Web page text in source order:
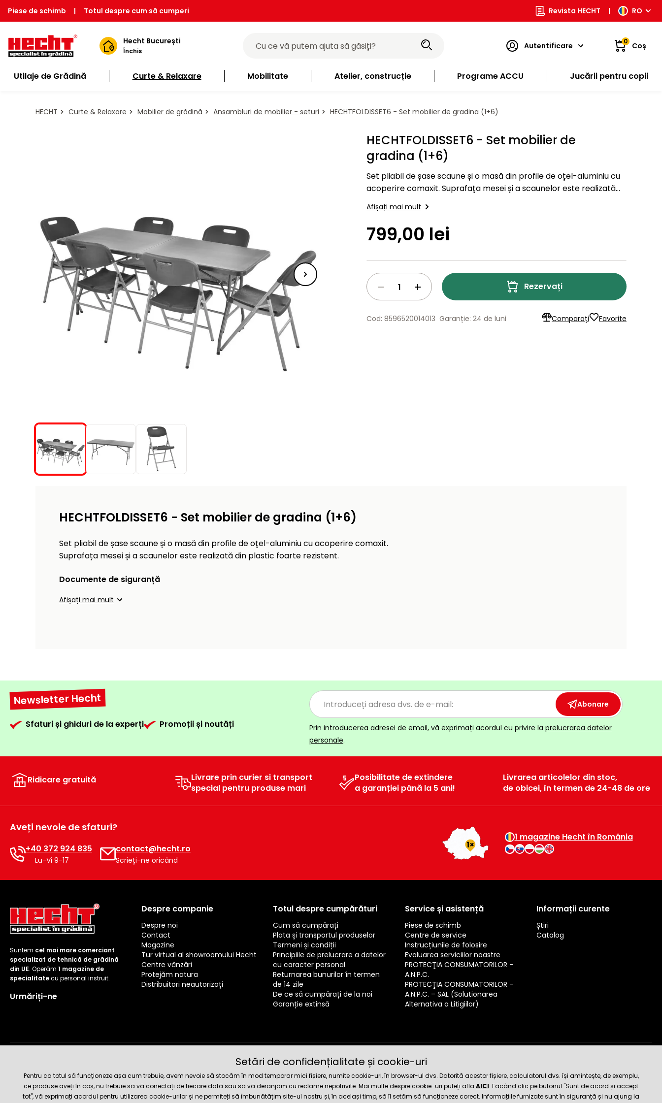
Piese de schimb | Totul despre cum să cumperi Revista HECHT | RO
Hecht București
Închis
Autentificare 0 Coș
Utilaje de Grădină Curte & Relaxare Mobilitate Atelier, construcție Programe ACCU Jucării pentru copii
HECHT Curte & Relaxare Mobilier de grădină Ansambluri de mobilier - seturi HECHTFOLDISSET6 - Set mobilier de gradina (1+6)
HECHTFOLDISSET6 - Set mobilier de
gradina (1+6)
Set pliabil de șase scaune și o masă din profile de oțel-aluminiu cu
acoperire comaxit. Suprafața mesei și a scaunelor este realizată
Afișați mai mult
799,00 lei
Rezervați
Comparați Favorite
Cod: 8596520014013 Garanție: 24 de luni
HECHTFOLDISSET6 - Set mobilier de gradina (1+6)
Set pliabil de șase scaune și o masă din profile de oțel-aluminiu cu acoperire comaxit.
Suprafața mesei și a scaunelor este realizată din plastic foarte rezistent.
Documente de siguranță
Afișați mai mult
Newsletter Hecht
Sfaturi și ghiduri de la experți Promoții și noutăți
Abonare
Prin introducerea adresei de email, vă exprimați acordul cu privire la prelucrarea datelor
personale.
Ridicare gratuită
Livrare prin curier si transport
special pentru produse mari
Posibilitate de extindere
a garanției până la 5 ani!
Livrarea articolelor din stoc,
de obicei, în termen de 24-48 de ore
Aveți nevoie de sfaturi?
+40 372 924 835
Lu-Vi 9-17
contact@hecht.ro
Scrieți-ne oricând
1 magazine Hecht în România
Suntem cel mai mare comerciant
specializat de tehnică de grădină
din UE. Operăm 1 magazine de
specialitatecu personal instruit.
Urmăriți-ne
Despre companie
Despre noi
Contact
Magazine
Tur virtual al showroomului Hecht
Centre vânzări
Protejăm natura
Distribuitori neautorizați
Totul despre cumpărături
Cum să cumpărați
Plata și transportul produselor
Termeni și condiții
Principiile de prelucrare a datelor
cu caracter personal
Returnarea bunurilor în termen
de 14 zile
De ce să cumpărați de la noi
Garanție extinsă
Service și asistență
Piese de schimb
Centre de service
Instrucțiunile de folosire
Evaluarea serviciilor noastre
PROTECŢIA CONSUMATORILOR -
A.N.P.C.
PROTECŢIA CONSUMATORILOR -
A.N.P.C. – SAL (Solutionarea
Alternativa a Litigiilor)
Informații curente
Știri
Catalog
Metode de livrare și plată Magazin de încredere
Setări de confidențialitate și cookie-uri
Pentru ca totul să funcționeze așa cum trebuie, avem nevoie să stocăm în mod temporar mici fișiere, numite cookie-uri, în browser-ul dvs. Datorită acestor fișiere, calculatorul dvs. își amintește, de exemplu,
ce produse aveți în coș, nu trebuie să vă conectați de fiecare dată sau să vă deranjăm cu reclame nepotrivite. Mai multe despre cookie-uri puteți afla AICI. Făcând clic pe butonul "Sunt de acord și accept
tot", vă exprimați acordul pentru utilizarea cookie-urilor și ne permiteți să îmbunătățim site-ul nostru și, în același timp, să îl setăm să funcționeze corect. Informațiile furnizate sunt în siguranță și nu ajung la